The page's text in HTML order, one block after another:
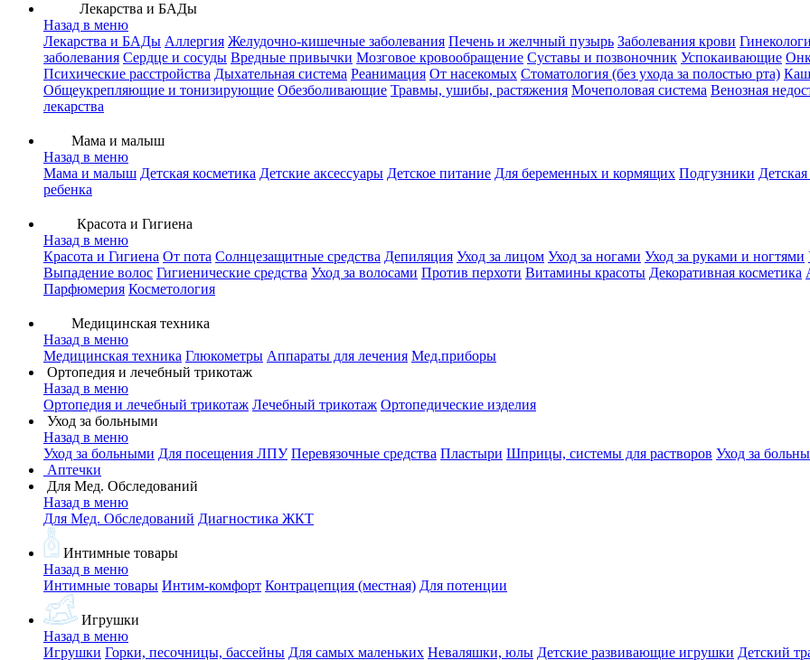
Лекарства и БАДы
Назад в меню
Лекарства и БАДы Аллергия Желудочно-кишечные заболевания Печень и желчный пузырь Заболевания крови
заболевания Сердце и сосуды Вредные привычки Мозговое кровообращение Суставы и позвоночник Успокаивающие
Психические расстройства Дыхательная система Реанимация От насекомых Стоматология (без ухода за полостью рта)
Общеукрепляющие и тонизирующие Обезболивающие Травмы, ушибы, растяжения Мочеполовая система Венозная
лекарства
Мама и малыш
Назад в меню
Мама и малыш Детская косметика Детские аксессуары Детское питание Для беременных и кормящих Подгузники
ребенка
Красота и Гигиена
Назад в меню
Красота и Гигиена От пота Солнцезащитные средства Депиляция Уход за лицом Уход за ногами Уход за руками и ногтями
Выпадение волос Гигиенические средства Уход за волосами Против перхоти Витамины красоты Декоративная косметика
Парфюмерия Косметология
Медицинская техника
Назад в меню
Медицинская техника Глюкометры Аппараты для лечения Мед.приборы
Ортопедия и лечебный трикотаж
Назад в меню
Ортопедия и лечебный трикотаж Лечебный трикотаж Ортопедические изделия
Уход за больными
Назад в меню
Уход за больными Для посещения ЛПУ Перевязочные средства Пластыри Шприцы, системы для растворов Уход за
Аптечки
Для Мед. Обследований
Назад в меню
Для Мед. Обследований Диагностика ЖКТ
Интимные товары
Назад в меню
Интимные товары Интим-комфорт Контрацепция (местная) Для потенции
Игрушки
Назад в меню
Игрушки Горки, песочницы, бассейны Для самых маленьких Неваляшки, юлы Детские развивающие игрушки Детский